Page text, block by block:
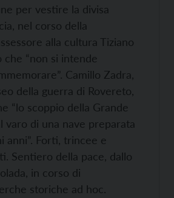
per vestire la divisa
nel corso della
alla cultura Tiziano
“non si intende
Camillo Zadra,
della guerra di Rovereto,
“lo scoppio della Grande
varo di una nave preparata
anni”. Forti, trincee e
Sentiero della pace, dallo
in corso di
storiche ad hoc.